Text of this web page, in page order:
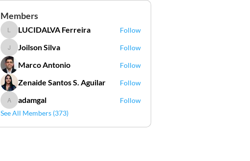
Members
LUCIDALVA Ferreira
LUCIDALVA Ferreira Follow
Joilson Silva
Joilson Silva Follow
Marco Antonio Follow
Zenaide Santos S. Aguilar Follow
adamgal
adamgal
Follow
See All Members (373)